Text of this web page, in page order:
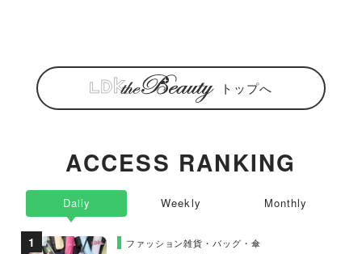
トップへ
ACCESS RANKING
Daily
ファッション雑貨・バッグ・傘
Weekly Monthly